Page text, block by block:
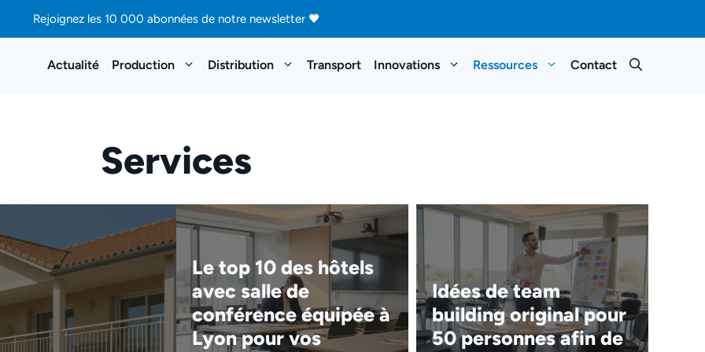
Rejoignez les 10 000 abonnées de notre newsletter 🖤
Actualité Production Distribution Transport Innovations Ressources Contact
Services
Le top 10 des hôtels
avec salle de
conférence équipée à
Lyon pour vos
Idées de team
building original pour
50 personnes afin de